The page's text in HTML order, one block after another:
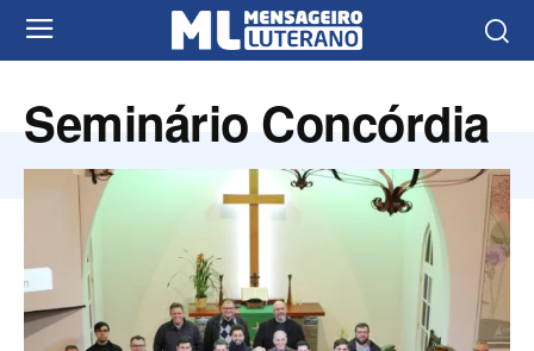
Seminário Concórdia